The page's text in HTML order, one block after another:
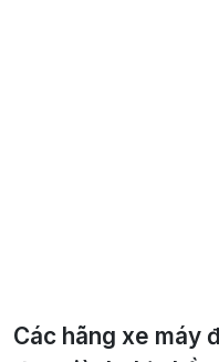
Các hãng xe máy